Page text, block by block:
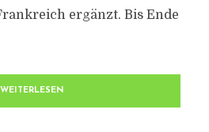
ergänzt. Bis Ende
WEITERLESEN